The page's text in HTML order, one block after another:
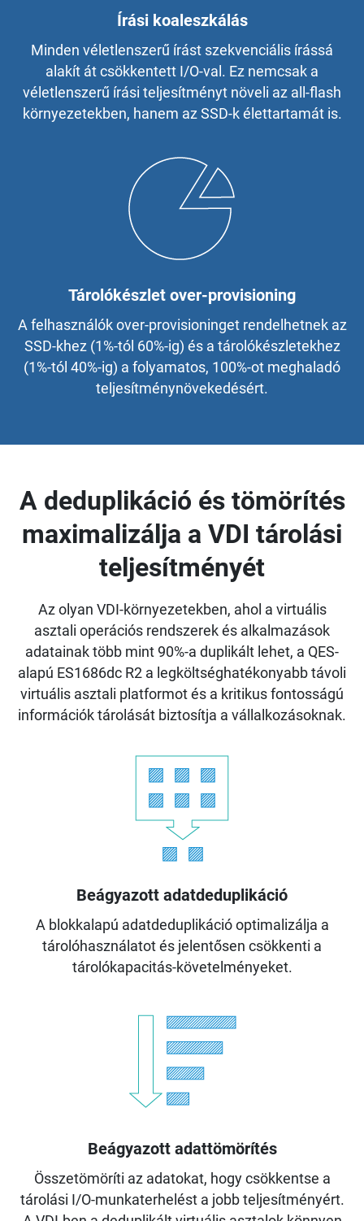
Írási koaleszkálás
Minden véletlenszerű írást szekvenciális írássá
alakít át csökkentett I/O-val. Ez nemcsak a
véletlenszerű írási teljesítményt növeli az all-flash
környezetekben, hanem az SSD-k élettartamát is.
Tárolókészlet over-provisioning
A felhasználók over-provisioninget rendelhetnek az
SSD-khez (1%-tól 60%-ig) és a tárolókészletekhez
(1%-tól 40%-ig) a folyamatos, 100%-ot meghaladó
teljesítménynövekedésért.
A deduplikáció és tömörítés
maximalizálja a VDI tárolási
teljesítményét
Az olyan VDI-környezetekben, ahol a virtuális
asztali operációs rendszerek és alkalmazások
adatainak több mint 90%-a duplikált lehet, a QES-
alapú ES1686dc R2 a legköltséghatékonyabb távoli
virtuális asztali platformot és a kritikus fontosságú
információk tárolását biztosítja a vállalkozásoknak.
Beágyazott adatdeduplikáció
A blokkalapú adatdeduplikáció optimalizálja a
tárolóhasználatot és jelentősen csökkenti a
tárolókapacitás-követelményeket.
Beágyazott adattömörítés
Összetömöríti az adatokat, hogy csökkentse a
tárolási I/O-munkaterhelést a jobb teljesítményért.